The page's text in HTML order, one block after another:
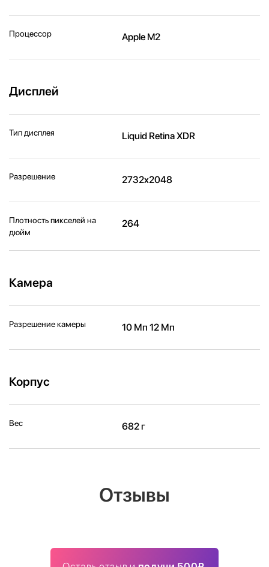
Процессор Apple M2
Дисплей
Тип дисплея Liquid Retina XDR
Разрешение 2732x2048
Плотность пикселей на
дюйм
264
Камера
Разрешение камеры 10 Мп 12 Мп
Корпус
Вес 682 г
Отзывы